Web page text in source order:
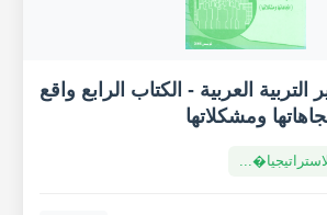
التربية العربية - الكتاب الرابع واقع
ومشكلاتها
الاستراتيجيا�...